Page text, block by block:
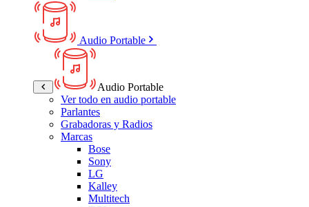
Audio Portable
Audio Portable
Ver todo en audio portable
Parlantes
Grabadoras y Radios
Marcas
Bose
Sony
LG
Kalley
Multitech